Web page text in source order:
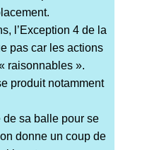
l’Exception 4 de la
pas car les actions
raisonnables ».
produit notamment
de sa balle pour se
donne un coup de